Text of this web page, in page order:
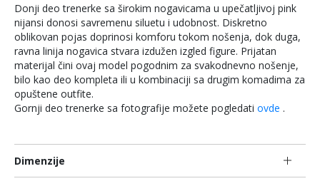
Donji deo trenerke sa širokim nogavicama u upečatljivoj pink
nijansi donosi savremenu siluetu i udobnost. Diskretno
oblikovan pojas doprinosi komforu tokom nošenja, dok duga,
ravna linija nogavica stvara izdužen izgled figure. Prijatan
materijal čini ovaj model pogodnim za svakodnevno nošenje,
bilo kao deo kompleta ili u kombinaciji sa drugim komadima za
opuštene outfite.
Gornji deo trenerke sa fotografije možete pogledati ovde .
Dimenzije